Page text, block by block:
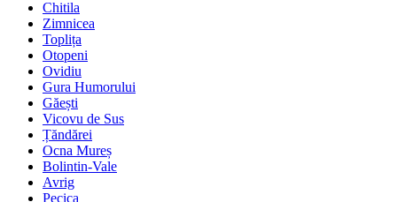
Chitila
Zimnicea
Toplița
Otopeni
Ovidiu
Gura Humorului
Găești
Vicovu de Sus
Țăndărei
Ocna Mureș
Bolintin-Vale
Avrig
Pecica